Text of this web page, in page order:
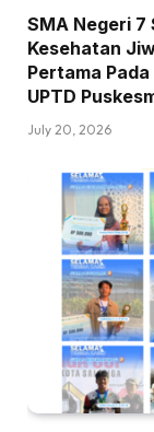
SMA Negeri 7
Kesehatan
Pertama
UPTD
July 20, 2026